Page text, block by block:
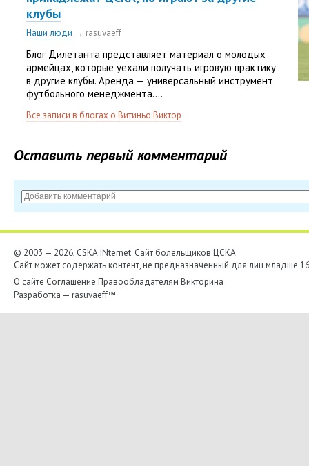
клубы
Наши люди → rasuvaeff
Блог Дилетанта представляет материал о молодых
армейцах, которые уехали получать игровую практику
в другие клубы. Аренда — универсальный инструмент
футбольного менеджмента....
Все записи в блогах о Витиньо Виктор
Оставить первый комментарий
© 2003 — 2026, CSKA.INternet. Cайт болельщиков ЦСКА
Сайт может содержать контент, не предназначенный для лиц младше
О сайте Соглашение Правообладателям Викторина
Разработка — rasuvaeff™